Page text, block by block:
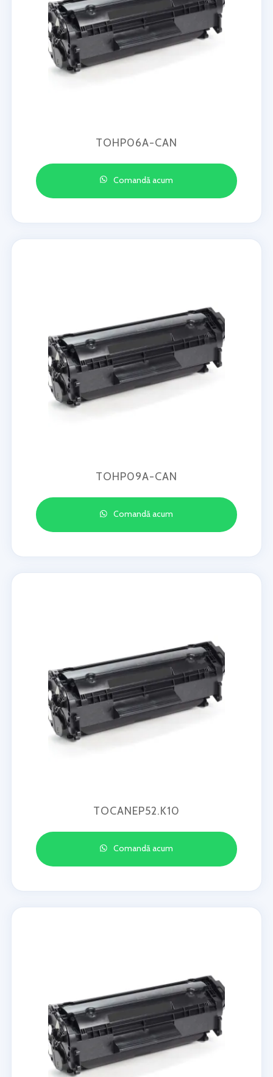
TOHP06A-CAN
Comandă acum
TOHP09A-CAN
Comandă acum
TOCANEP52.K10
Comandă acum